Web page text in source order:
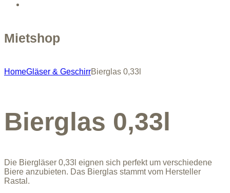
Mietshop
HomeGläser & GeschirrBierglas 0,33l
Bierglas 0,33l
Die Biergläser 0,33l eignen sich perfekt um verschiedene
Biere anzubieten. Das Bierglas stammt vom Hersteller
Rastal.